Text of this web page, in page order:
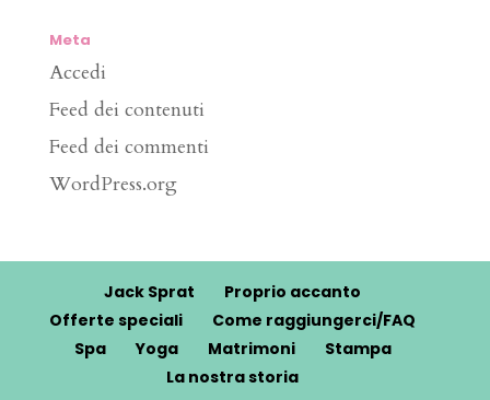
Meta
Accedi
Feed dei contenuti
Feed dei commenti
WordPress.org
Jack Sprat
Proprio accanto
Offerte speciali
Come raggiungerci/FAQ
Spa
Yoga Matrimoni
Stampa
La nostra storia